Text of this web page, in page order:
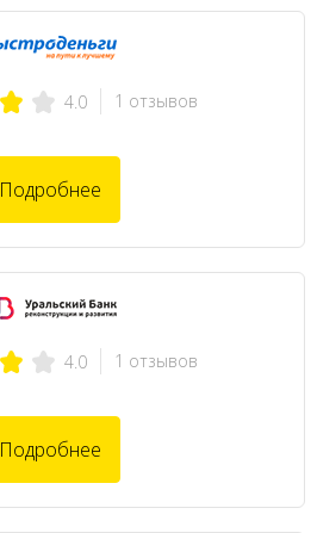
4.0 1 отзывов
Подробнее
4.0 1 отзывов
Подробнее